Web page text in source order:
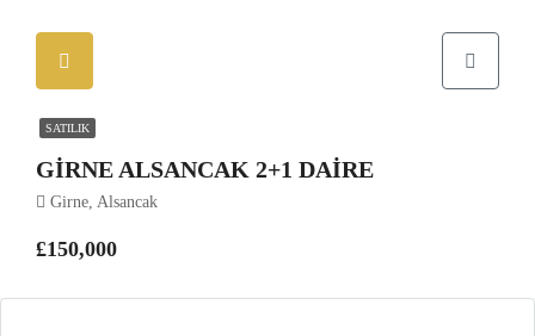
SATILIK
GİRNE ALSANCAK 2+1 DAİRE
Girne, Alsancak
£150,000